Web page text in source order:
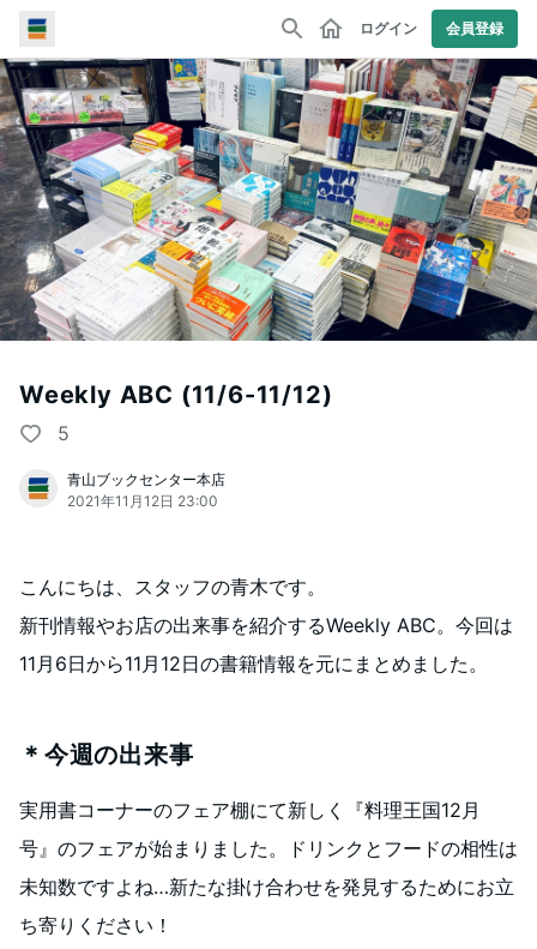
ログイン 会員登録
Weekly ABC (11/6-11/12)
5
青山ブックセンター本店
2021年11月12日 23:00
こんにちは、スタッフの青木です。
新刊情報やお店の出来事を紹介するWeekly ABC。今回は
11月6日から11月12日の書籍情報を元にまとめました。
＊今週の出来事
実用書コーナーのフェア棚にて新しく『料理王国12月
号』のフェアが始まりました。ドリンクとフードの相性は
未知数ですよね…新たな掛け合わせを発見するためにお立
ち寄りください！